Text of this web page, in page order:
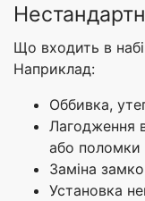
Що входить в
Наприклад:
Оббивка,
Лагодження
або поломки
Заміна
Установка